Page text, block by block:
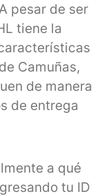
pesar de ser
tiene la
Camuñas,
de manera
de entrega
a qué
tu ID